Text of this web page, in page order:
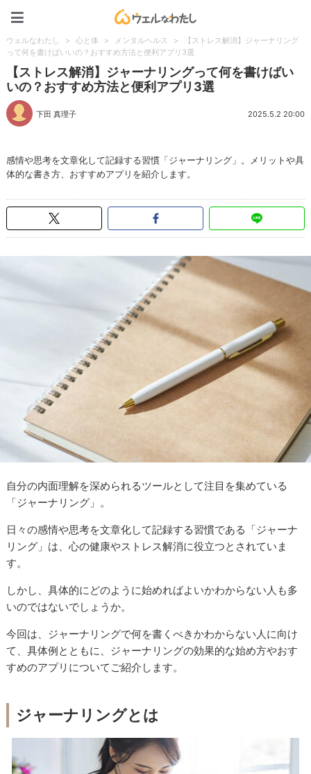
ウェルなわたし > 心と体 > メンタルヘルス >
【ストレス解消】ジャーナリング
って何を書けばいいの？おすすめ方法と便利アプリ3選
【ストレス解消】ジャーナリングって何を書けばい
いの？おすすめ方法と便利アプリ3選
下田 真理子 2025.5.2 20:00
感情や思考を文章化して記録する習慣「ジャーナリング」。メリットや具
体的な書き方、おすすめアプリを紹介します。
自分の内面理解を深められるツールとして注目を集めている
「ジャーナリング」。
日々の感情や思考を文章化して記録する習慣である「ジャーナ
リング」は、心の健康やストレス解消に役立つとされていま
す。
しかし、具体的にどのように始めればよいかわからない人も多
いのではないでしょうか。
今回は、ジャーナリングで何を書くべきかわからない人に向け
て、具体例とともに、ジャーナリングの効果的な始め方やおす
すめのアプリについてご紹介します。
ジャーナリングとは